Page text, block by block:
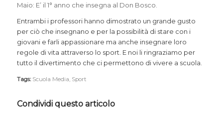
Maio: E’ il 1° anno che insegna al Don Bosco.
Entrambi i professori hanno dimostrato un grande gusto
per ciò che insegnano e per la possibilità di stare con i
giovani e farli appassionare ma anche insegnare loro
regole di vita attraverso lo sport. E noi li ringraziamo per
tutto il divertimento che ci permettono di vivere a scuola.
Tags: Scuola Media Sport
Condividi questo articolo